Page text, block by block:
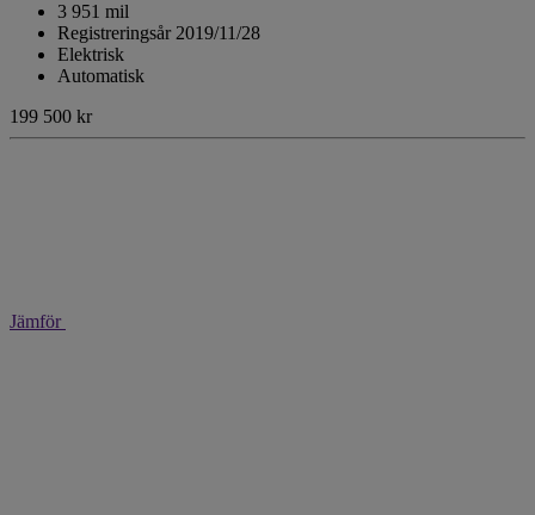
3 951 mil
Registreringsår 2019/11/28
Elektrisk
Automatisk
199 500 kr
Jämför